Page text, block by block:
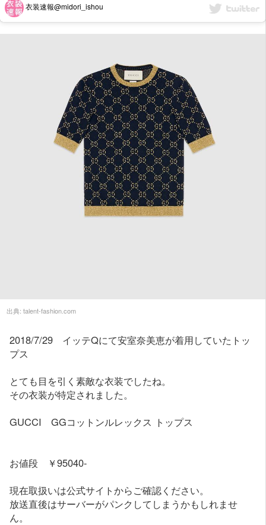
衣装速報@midori_ishou
出典: talent-fashion.com
2018/7/29 イッテQにて安室奈美恵が着用していたトッ
プス
とても目を引く素敵な衣装でしたね。
その衣装が特定されました。
GUCCI GGコットンルレックス トップス
お値段 ￥95040-
現在取扱いは公式サイトからご確認ください。
放送直後はサーバーがパンクしてしまうかもしれませ
ん。